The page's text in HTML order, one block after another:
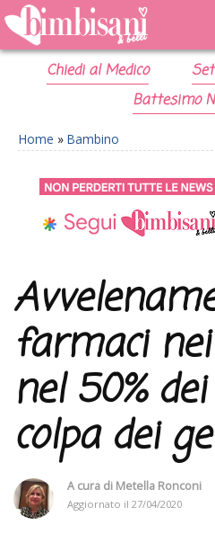
Chiedi al Medico
Battesimo
Home » Bambino
farmaci
nel 50%
colpa dei
A cura di Metella Ronconi
Aggiornato il 27/04/2020